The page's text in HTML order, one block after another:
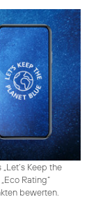
Keep the
Rating“
bewerten.